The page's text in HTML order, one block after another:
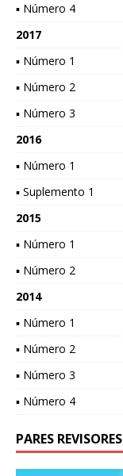
▪ Número 4
2017
▪ Número 1
▪ Número 2
▪ Número 3
2016
▪ Número 1
▪ Suplemento 1
2015
▪ Número 1
▪ Número 2
2014
▪ Número 1
▪ Número 2
▪ Número 3
▪ Número 4
PARES REVISORES